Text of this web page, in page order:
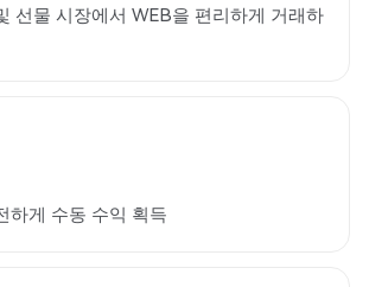
선물 시장에서 WEB을 편리하게 거래하
하게 수동 수익 획득